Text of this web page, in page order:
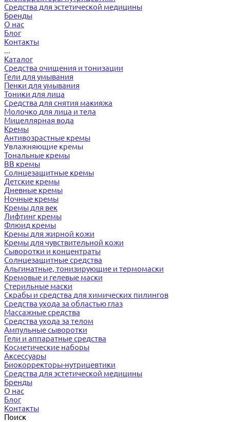
Средства для эстетической медицины
Бренды
О нас
Блог
Контакты
...
Каталог
Средства очищения и тонизации
Гели для умывания
Пенки для умывания
Тоники для лица
Средства для снятия макияжа
Молочко для лица и тела
Мицеллярная вода
Кремы
Антивозрастные кремы
Увлажняющие кремы
Тональные кремы
BB кремы
Солнцезащитные кремы
Детские кремы
Дневные кремы
Ночные кремы
Кремы для век
Лифтинг кремы
Флюид кремы
Кремы для жирной кожи
Кремы для чувствительной кожи
Сыворотки и концентраты
Солнцезащитные средства
Альгинатные, тонизирующие и термомаски
Кремовые и гелевые маски
Стерильные маски
Скрабы и средства для химических пилингов
Средства ухода за областью глаз
Массажные средства
Средства ухода за телом
Ампульные сыворотки
Гели и аппаратные средства
Косметические наборы
Аксессуары
Биокорректоры-нутрицевтики
Средства для эстетической медицины
Бренды
О нас
Блог
Контакты
Поиск